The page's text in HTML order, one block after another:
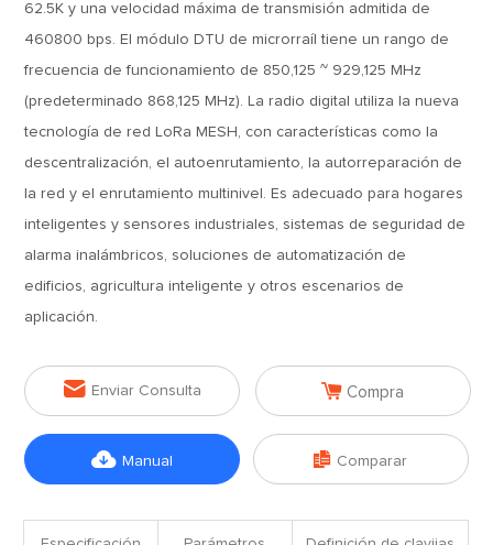
62.5K y una velocidad máxima de transmisión admitida de
460800 bps. El módulo DTU de microrraíl tiene un rango de
frecuencia de funcionamiento de 850,125 ~ 929,125 MHz
(predeterminado 868,125 MHz). La radio digital utiliza la nueva
tecnología de red LoRa MESH, con características como la
descentralización, el autoenrutamiento, la autorreparación de
la red y el enrutamiento multinivel. Es adecuado para hogares
inteligentes y sensores industriales, sistemas de seguridad de
alarma inalámbricos, soluciones de automatización de
edificios, agricultura inteligente y otros escenarios de
aplicación.
 Enviar Consulta  Compra
 Manual  Comparar